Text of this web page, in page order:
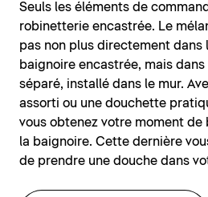
Seuls les éléments de
robinetterie encastrée. Le
pas non plus directement dans
baignoire encastrée, mais
séparé, installé dans le mur.
assorti ou une douchette
vous obtenez votre moment
la baignoire. Cette dernière
de prendre une douche dans